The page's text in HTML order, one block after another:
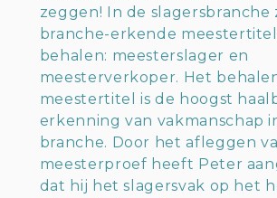
zeggen! In de slagersbranche
branche-erkende
behalen: meesterslager en
meesterverkoper. Het
meestertitel is de hoogst
erkenning van vakmanschap
branche. Door het afleggen
meesterproef heeft Peter
dat hij het slagersvak op het